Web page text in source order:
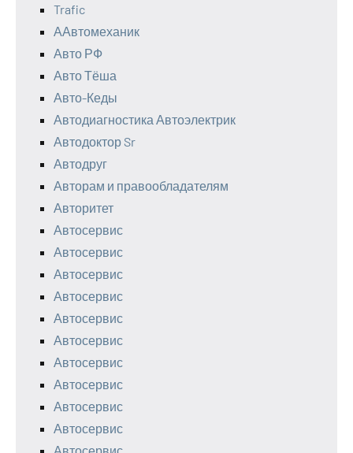
Trafic
ААвтомеханик
Авто РФ
Авто Тёша
Авто-Кеды
Автодиагностика Автоэлектрик
Автодоктор Sr
Автодруг
Авторам и правообладателям
Авторитет
Автосервис
Автосервис
Автосервис
Автосервис
Автосервис
Автосервис
Автосервис
Автосервис
Автосервис
Автосервис
Автосервис